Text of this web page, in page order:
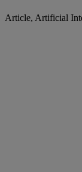
Article, Artificial